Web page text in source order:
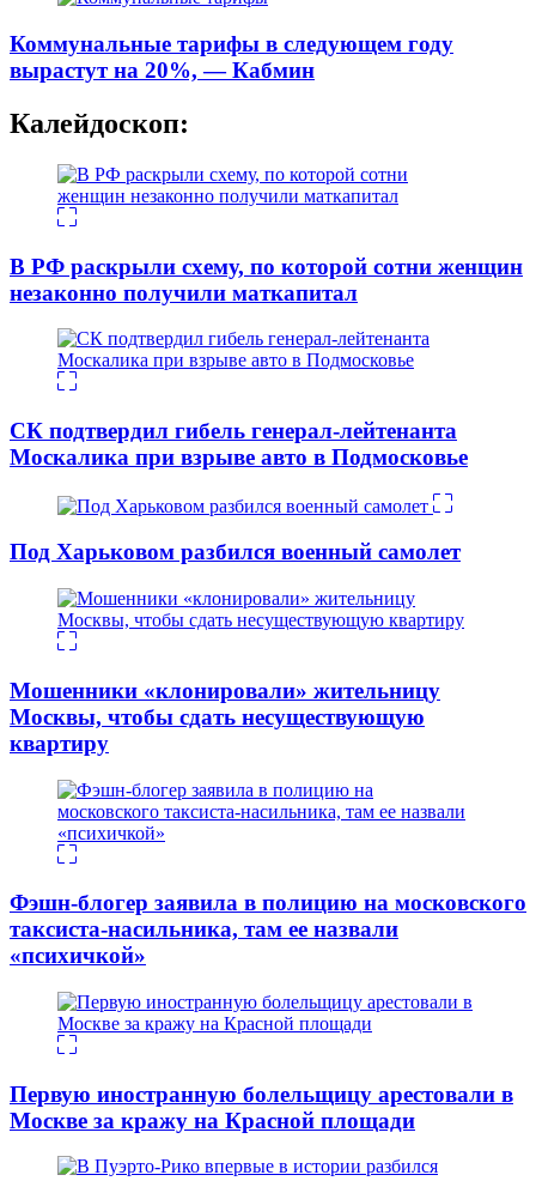
Коммунальные тарифы в следующем году
вырастут на 20%, — Кабмин
Калейдоскоп:
В РФ раскрыли схему, по которой сотни женщин
незаконно получили маткапитал
СК подтвердил гибель генерал-лейтенанта
Москалика при взрыве авто в Подмосковье
Под Харьковом разбился военный самолет
Мошенники «клонировали» жительницу
Москвы, чтобы сдать несуществующую
квартиру
Фэшн-блогер заявила в полицию на московского
таксиста-насильника, там ее назвали
«психичкой»
Первую иностранную болельщицу арестовали в
Москве за кражу на Красной площади